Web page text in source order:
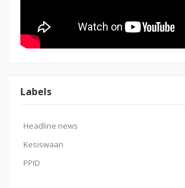
Labels
Headline news
Kesiswaan
PPID